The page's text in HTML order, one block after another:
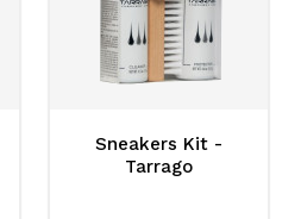
Sneakers Kit -
Tarrago